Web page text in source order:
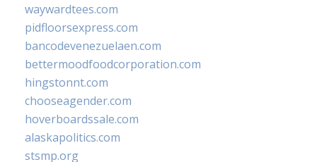
waywardtees.com
pidfloorsexpress.com
bancodevenezuelaen.com
bettermoodfoodcorporation.com
hingstonnt.com
chooseagender.com
hoverboardssale.com
alaskapolitics.com
stsmp.org